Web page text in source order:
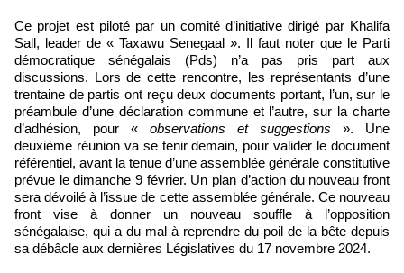
Ce projet est piloté par un comité d’initiative dirigé par Khalifa
Sall, leader de « Taxawu Senegaal ». Il faut noter que le Parti
démocratique sénégalais (Pds) n’a pas pris part aux
discussions. Lors de cette rencontre, les représentants d’une
trentaine de partis ont reçu deux documents portant, l’un, sur le
préambule d’une déclaration commune et l’autre, sur la charte
d’adhésion, pour « observations et suggestions ». Une
deuxième réunion va se tenir demain, pour valider le document
référentiel, avant la tenue d’une assemblée générale constitutive
prévue le dimanche 9 février. Un plan d’action du nouveau front
sera dévoilé à l’issue de cette assemblée générale. Ce nouveau
front vise à donner un nouveau souffle à l’opposition
sénégalaise, qui a du mal à reprendre du poil de la bête depuis
sa débâcle aux dernières Législatives du 17 novembre 2024.